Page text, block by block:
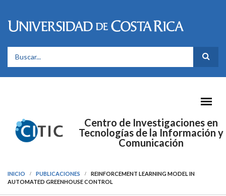
FORMULARIO DE BÚSQUEDA
Centro de Investigaciones en
Tecnologías de la Información y
Comunicación
INICIO PUBLICACIONES
REINFORCEMENT LEARNING MODEL IN
AUTOMATED GREENHOUSE CONTROL